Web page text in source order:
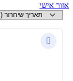
אזור אישי